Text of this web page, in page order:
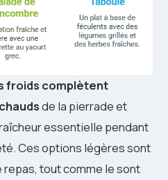
froids complètent
de la pierrade et
essentielle pendant
Ces options légères sont
tout comme le sont